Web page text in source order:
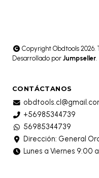
Copyright Obdtools 2026.
Desarrollado por Jumpseller.
CONTÁCTANOS
+56985344739
56985344739
Dirección: General
Lunes a Viernes 9:00